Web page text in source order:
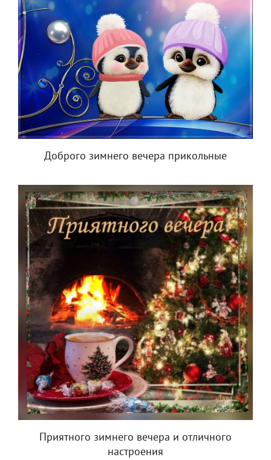
Доброго зимнего вечера прикольные
Приятного зимнего вечера и отличного
настроения